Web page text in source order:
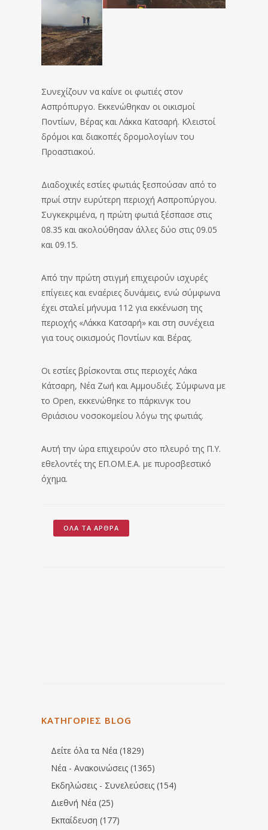
Συνεχίζουν να καίνε οι φωτιές στον
Ασπρόπυργο. Εκκενώθηκαν οι οικισμοί
Ποντίων, Βέρας και Λάκκα Κατσαρή. Κλειστοί
δρόμοι και διακοπές δρομολογίων του
Προαστιακού.
Διαδοχικές εστίες φωτιάς ξεσπούσαν από το
πρωί στην ευρύτερη περιοχή Ασπροπύργου.
Συγκεκριμένα, η πρώτη φωτιά ξέσπασε στις
08.35 και ακολούθησαν άλλες δύο στις 09.05
και 09.15.
Από την πρώτη στιγμή επιχειρούν ισχυρές
επίγειες και εναέριες δυνάμεις, ενώ σύμφωνα
έχει σταλεί μήνυμα 112 για εκκένωση της
περιοχής «Λάκκα Κατσαρή» και στη συνέχεια
για τους οικισμούς Ποντίων και Βέρας.
Οι εστίες βρίσκονται στις περιοχές Λάκα
Κάτσαρη, Νέα Ζωή και Αμμουδιές. Σύμφωνα με
το Open, εκκενώθηκε το πάρκινγκ του
Θριάσιου νοσοκομείου λόγω της φωτιάς.
Αυτή την ώρα επιχειρούν στο πλευρό της Π.Υ.
εθελοντές της ΕΠ.ΟΜ.Ε.Α. με πυροσβεστικό
όχημα.
ΌΛΑ ΤΑ ΆΡΘΡΑ
ΚΑΤΗΓΟΡΙΕΣ BLOG
Δείτε όλα τα Νέα (1829)
Νέα - Ανακοινώσεις (1365)
Εκδηλώσεις - Συνελεύσεις (154)
Διεθνή Νέα (25)
Εκπαίδευση (177)